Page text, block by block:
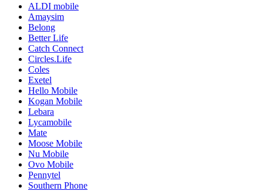
ALDI mobile
Amaysim
Belong
Better Life
Catch Connect
Circles.Life
Coles
Exetel
Hello Mobile
Kogan Mobile
Lebara
Lycamobile
Mate
Moose Mobile
Nu Mobile
Ovo Mobile
Pennytel
Southern Phone